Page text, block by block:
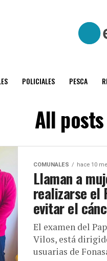
POLICIALES PESCA
All
COMUNALES hace 10
Llaman a
realizarse el
evitar el
El examen del
Vilos, está
usuarias de